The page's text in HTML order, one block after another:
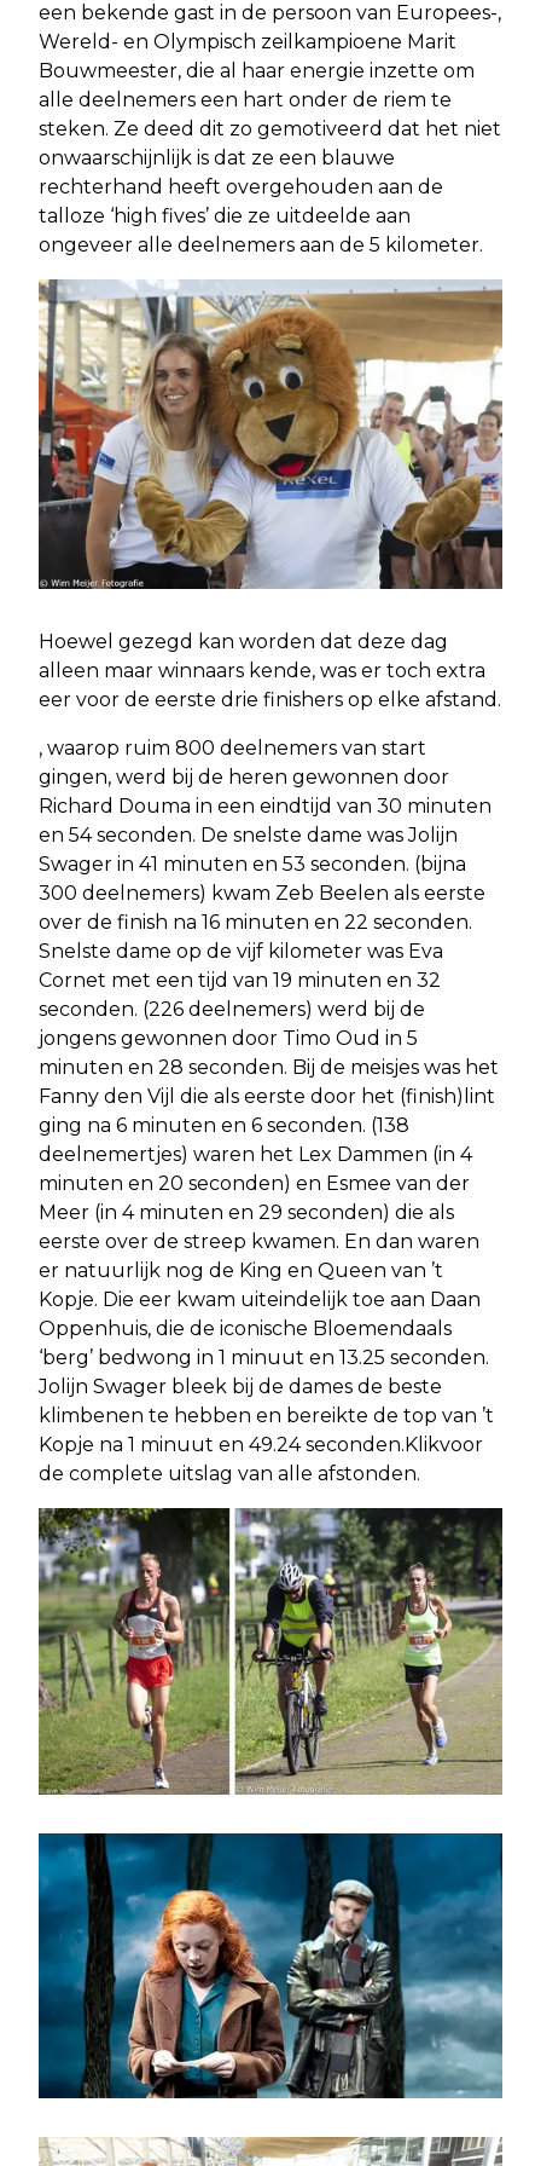
een bekende gast in de persoon van Europees-,
Wereld- en Olympisch zeilkampioene Marit
Bouwmeester, die al haar energie inzette om
alle deelnemers een hart onder de riem te
steken. Ze deed dit zo gemotiveerd dat het niet
onwaarschijnlijk is dat ze een blauwe
rechterhand heeft overgehouden aan de
talloze ‘high fives’ die ze uitdeelde aan
ongeveer alle deelnemers aan de 5 kilometer.
Hoewel gezegd kan worden dat deze dag
alleen maar winnaars kende, was er toch extra
eer voor de eerste drie finishers op elke afstand.
, waarop ruim 800 deelnemers van start
gingen, werd bij de heren gewonnen door
Richard Douma in een eindtijd van 30 minuten
en 54 seconden. De snelste dame was Jolijn
Swager in 41 minuten en 53 seconden. (bijna
300 deelnemers) kwam Zeb Beelen als eerste
over de finish na 16 minuten en 22 seconden.
Snelste dame op de vijf kilometer was Eva
Cornet met een tijd van 19 minuten en 32
seconden. (226 deelnemers) werd bij de
jongens gewonnen door Timo Oud in 5
minuten en 28 seconden. Bij de meisjes was het
Fanny den Vijl die als eerste door het (finish)lint
ging na 6 minuten en 6 seconden. (138
deelnemertjes) waren het Lex Dammen (in 4
minuten en 20 seconden) en Esmee van der
Meer (in 4 minuten en 29 seconden) die als
eerste over de streep kwamen. En dan waren
er natuurlijk nog de King en Queen van ’t
Kopje. Die eer kwam uiteindelijk toe aan Daan
Oppenhuis, die de iconische Bloemendaals
‘berg’ bedwong in 1 minuut en 13.25 seconden.
Jolijn Swager bleek bij de dames de beste
klimbenen te hebben en bereikte de top van ’t
Kopje na 1 minuut en 49.24 seconden.Klikvoor
de complete uitslag van alle afstonden.